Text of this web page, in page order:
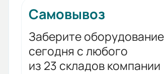
Самовывоз
Заберите оборудование
сегодня с любого
из 23 складов компании